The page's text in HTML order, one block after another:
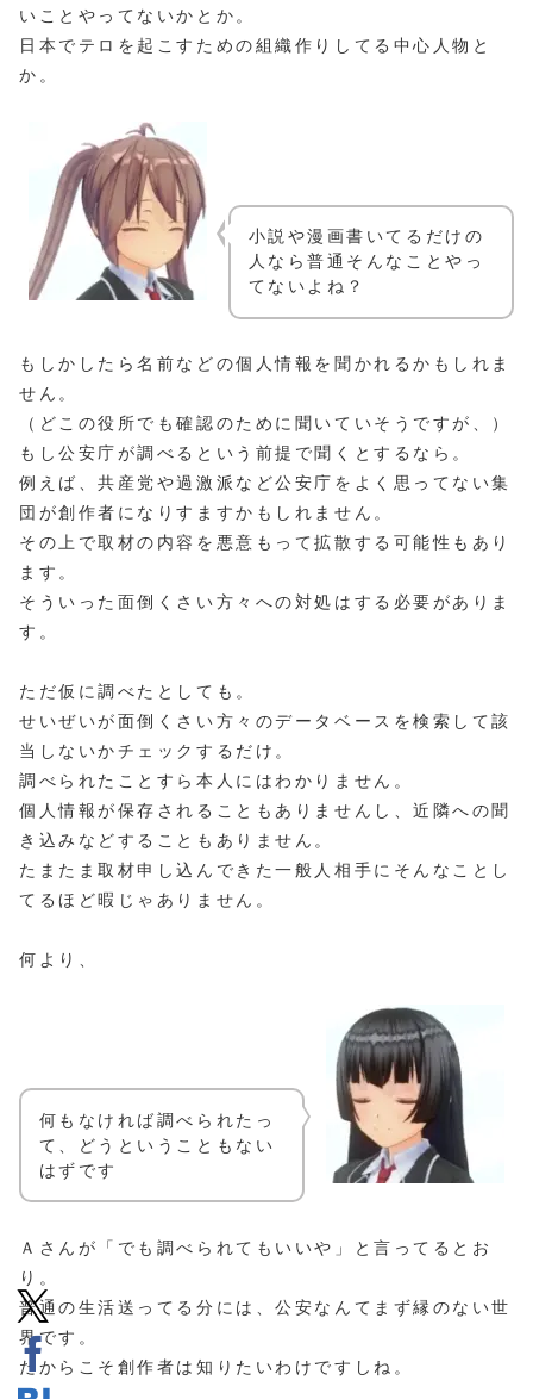
いことやってないかとか。
日本でテロを起こすための組織作りしてる中心人物と
か。
小説や漫画書いてるだけの
人なら普通そんなことやっ
てないよね？
もしかしたら名前などの個人情報を聞かれるかもしれま
せん。
（どこの役所でも確認のために聞いていそうですが、）
もし公安庁が調べるという前提で聞くとするなら。
例えば、共産党や過激派など公安庁をよく思ってない集
団が創作者になりすますかもしれません。
その上で取材の内容を悪意もって拡散する可能性もあり
ます。
そういった面倒くさい方々への対処はする必要がありま
す。
ただ仮に調べたとしても。
せいぜいが面倒くさい方々のデータベースを検索して該
当しないかチェックするだけ。
調べられたことすら本人にはわかりません。
個人情報が保存されることもありませんし、近隣への聞
き込みなどすることもありません。
たまたま取材申し込んできた一般人相手にそんなことし
てるほど暇じゃありません。
何より、
何もなければ調べられたっ
て、どうということもない
はずです
Ａさんが「でも調べられてもいいや」と言ってるとお
り。
普通の生活送ってる分には、公安なんてまず縁のない世
界です。
だからこそ創作者は知りたいわけですしね。